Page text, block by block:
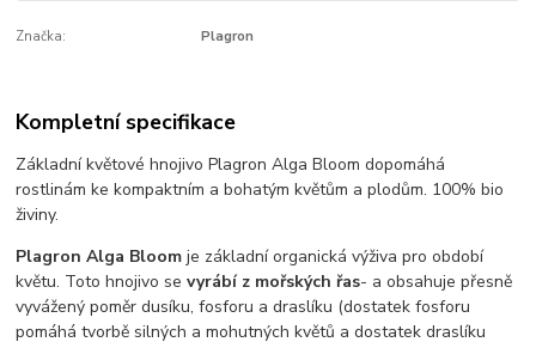
Značka: Plagron
Kompletní specifikace
Základní květové hnojivo Plagron Alga Bloom dopomáhá
rostlinám ke kompaktním a bohatým květům a plodům. 100% bio
živiny.
Plagron Alga Bloom je základní organická výživa pro období
květu. Toto hnojivo sevyrábí z mořských řas- a obsahuje přesně
vyvážený poměr dusíku, fosforu a draslíku (dostatek fosforu
pomáhá tvorbě silných a mohutných květů a dostatek draslíku